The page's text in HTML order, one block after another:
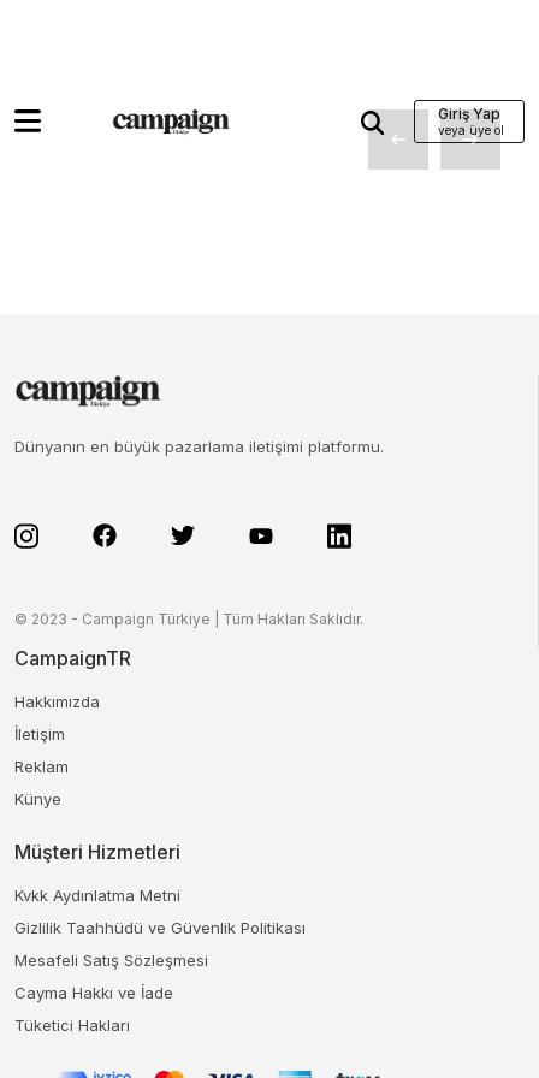
Giriş Yap
Dünyanın en büyük pazarlama iletişimi platformu.
© 2023 - Campaign Türkiye | Tüm Hakları Saklıdır.
CampaignTR
Hakkımızda
İletişim
Reklam
Künye
Müşteri Hizmetleri
Kvkk Aydınlatma Metni
Gizlilik Taahhüdü ve Güvenlik Politikası
Mesafeli Satış Sözleşmesi
Cayma Hakkı ve İade
Tüketici Hakları